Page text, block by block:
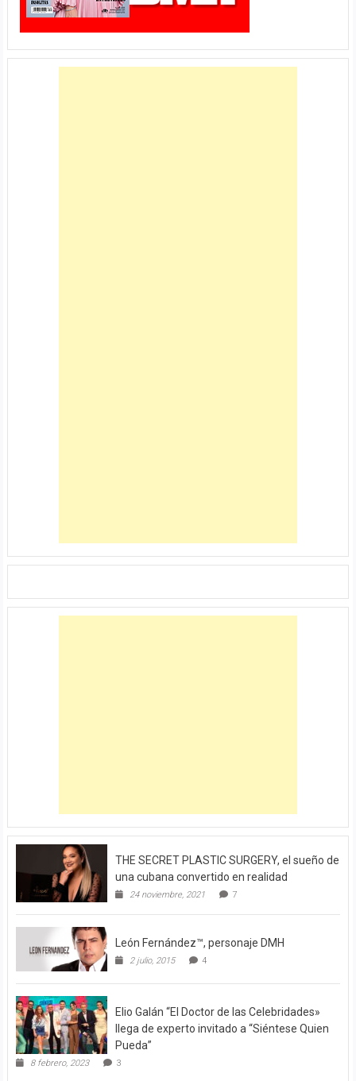
THE SECRET PLASTIC SURGERY, el sueño de
una cubana convertido en realidad
24 noviembre, 2021 7
León Fernández™, personaje DMH
2 julio, 2015 4
Elio Galán “El Doctor de las Celebridades»
llega de experto invitado a “Siéntese Quien
Pueda”
8 febrero, 2023 3